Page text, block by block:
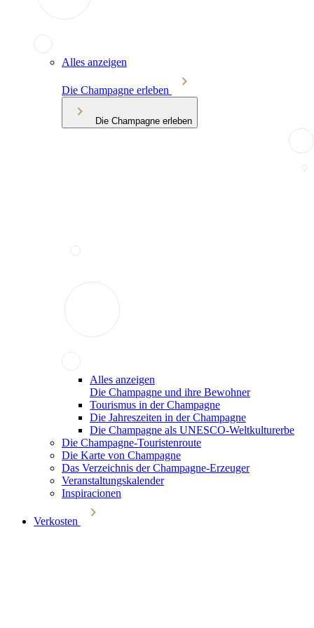
Alles anzeigen
Die Champagne erleben
Die Champagne erleben
Alles anzeigen
Die Champagne und ihre Bewohner
Tourismus in der Champagne
Die Jahreszeiten in der Champagne
Die Champagne als UNESCO-Weltkulturerbe
Die Champagne-Touristenroute
Die Karte von Champagne
Das Verzeichnis der Champagne-Erzeuger
Veranstaltungskalender
Inspiracionen
Verkosten